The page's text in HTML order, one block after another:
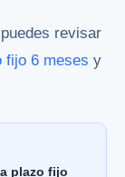
revisar
fijo 6 meses y
plazo fijo